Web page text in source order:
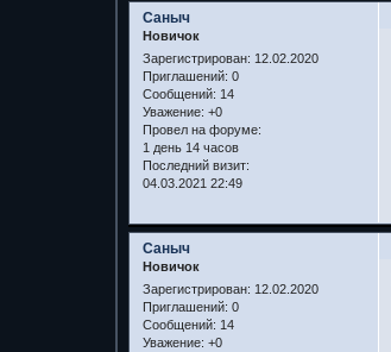
Саныч
Новичок
Зарегистрирован: 12.02.2020
Приглашений: 0
Сообщений: 14
Уважение: +0
Провел на форуме:
1 день 14 часов
Последний визит:
04.03.2021 22:49
Саныч
Новичок
Зарегистрирован: 12.02.2020
Приглашений: 0
Сообщений: 14
Уважение: +0